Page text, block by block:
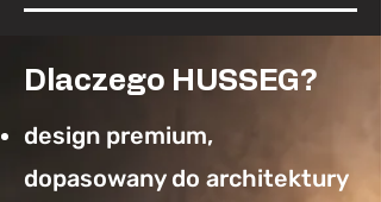
Dlaczego HUSSEG?
design premium,
dopasowany do architektury